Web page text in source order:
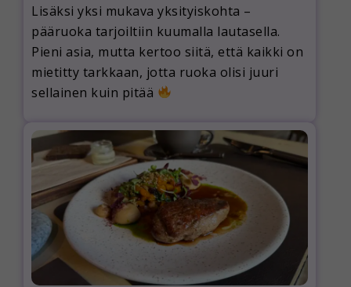
Lisäksi yksi mukava yksityiskohta –
pääruoka tarjoiltiin kuumalla lautasella.
Pieni asia, mutta kertoo siitä, että kaikki on
mietitty tarkkaan, jotta ruoka olisi juuri
sellainen kuin pitää